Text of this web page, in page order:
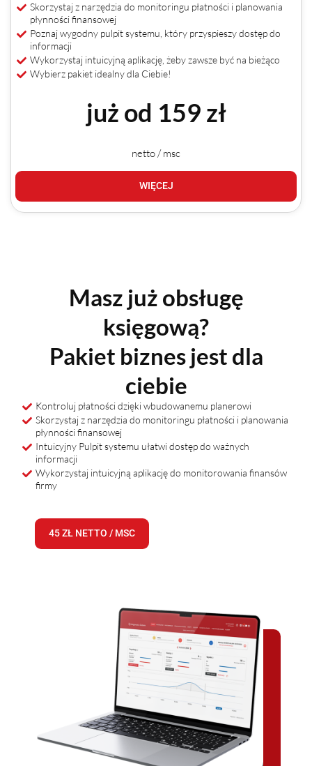
Skorzystaj z narzędzia do monitoringu płatności i planowania
płynności finansowej
Poznaj wygodny pulpit systemu, który przyspieszy dostęp do
informacji
Wykorzystaj intuicyjną aplikację, żeby zawsze być na bieżąco
Wybierz pakiet idealny dla Ciebie!
już od 159 zł
netto / msc
WIĘCEJ
Masz już obsługę
księgową?
Pakiet biznes jest dla
ciebie
Kontroluj płatności dzięki wbudowanemu planerowi
Skorzystaj z narzędzia do monitoringu płatności i planowania
płynności finansowej
Intuicyjny Pulpit systemu ułatwi dostęp do ważnych
informacji
Wykorzystaj intuicyjną aplikację do monitorowania finansów
firmy
45 ZŁ NETTO / MSC